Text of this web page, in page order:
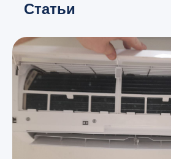
Статьи